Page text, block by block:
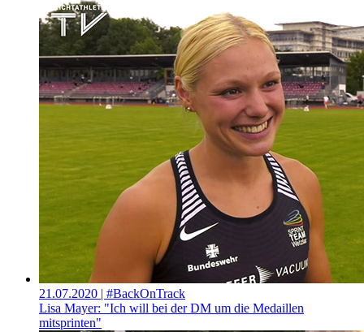
21.07.2020 | #BackOnTrack
Lisa Mayer: "Ich will bei der DM um die Medaillen
mitsprinten"